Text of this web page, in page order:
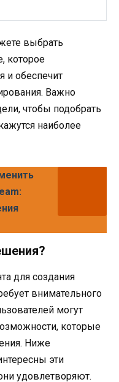
выбрать
которое
и обеспечит
Важно
чтобы подобрать
наиболее
для создания
внимательного
могут
которые
Ниже
эти
удовлетворяют.